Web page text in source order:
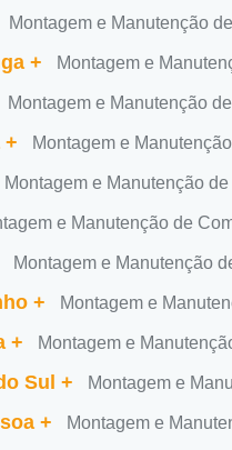
Montagem e Manutenção
+ Montagem e
Montagem e Manutenção
+ Montagem e
Montagem e Manutenção
e Manutenção de
Montagem e Manutenção
+ Montagem e
+ Montagem e
Sul + Montagem e
+ Montagem e